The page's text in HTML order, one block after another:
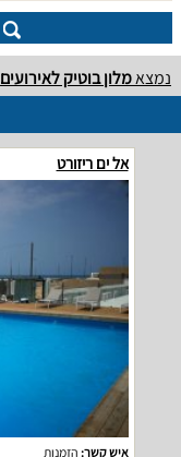
נמצאמלון בוטיק לאירועים
אל ים ריזורט
איש קשר: הזמנות